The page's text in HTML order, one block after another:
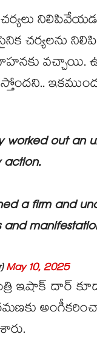
చర్యలను
వచ్చాయి.
out an
a firm and
and
May 10, 2025
ఇషాక్ దార్